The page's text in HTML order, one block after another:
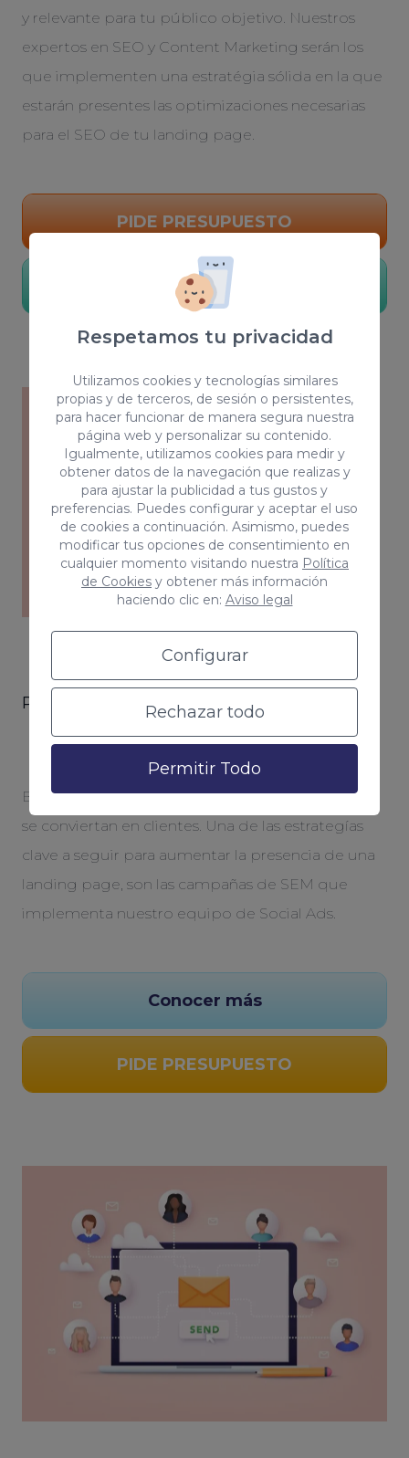
Respetamos tu privacidad
Utilizamos cookies y tecnologías similares
propias y de terceros, de sesión o persistentes,
para hacer funcionar de manera segura nuestra
página web y personalizar su contenido.
Igualmente, utilizamos cookies para medir y
obtener datos de la navegación que realizas y
para ajustar la publicidad a tus gustos y
preferencias. Puedes configurar y aceptar el uso
de cookies a continuación. Asimismo, puedes
modificar tus opciones de consentimiento en
cualquier momento visitando nuestra Política
de Cookies y obtener más información
haciendo clic en: Aviso legal
Configurar
Rechazar todo
Permitir Todo
y relevante para tu público objetivo. Nuestros
expertos en SEO y Content Marketing serán los
que implementen una estratégia sólida en la que
estarán presentes las optimizaciones necesarias
para el SEO de tu landing page.
PIDE PRESUPUESTO
Conocer más
Para campañas de marketing puntuales
Campañas de SEM
Buscamos generar tráfico, atraer a usuarios y que
se conviertan en clientes. Una de las estrategías
clave a seguir para aumentar la presencia de una
landing page, son las campañas de SEM que
implementa nuestro equipo de Social Ads.
Conocer más
PIDE PRESUPUESTO